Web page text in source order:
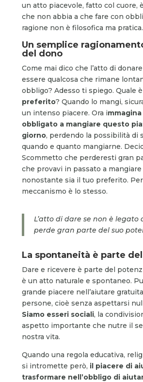
un atto piacevole, fatto col cuore,
che non abbia a che fare con
ragione non è filosofica ma pratica.
Un semplice
del dono
Come mai dico che l’atto di
essere qualcosa che rimane
obbligo? Adesso ti spiego. Quale
preferito? Quando lo mangi,
un intenso piacere. Ora i
obbligato a mangiare questo
giorno, perdendo la possibilità di
quando e quanto mangiarne.
Scommetto che perderesti gran
che provavi in passato a
nonostante sia il tuo preferito. Per
meccanismo è lo stesso.
L’atto di dare se non è legato
perde gran parte del suo
La spontaneità è parte
Dare e ricevere è parte del
è un atto naturale e spontaneo.
grande piacere nell’aiutare
persone, cioè senza aspettarsi
Siamo esseri sociali, la
aspetto importante che nutre il
nostra vita.
Quando una regola educativa,
si intromette però, il piacere di
trasformare nell’obbligo di